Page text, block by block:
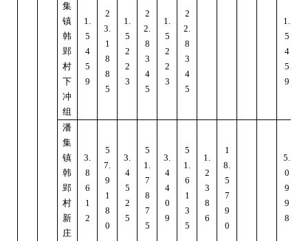
集
镇
韩
郢
村
下
冲
组
1.
5
4
5
9
2
3.
1
8
8
5
1.
5
2
2
3
2
2.
8
3
4
5
1.
5
2
2
3
2
2.
8
3
4
5
1.
5
4
5
9
潘
集
镇
韩
郢
村
新
庄
3.
8
6
1
2
5
7.
9
1
8
0
3.
4
5
2
5
5
1.
7
8
7
5
3.
4
4
0
9
5
1.
6
1
3
5
1.
2
3
8
6
1
8.
5
7
9
0
5.
0
9
9
8